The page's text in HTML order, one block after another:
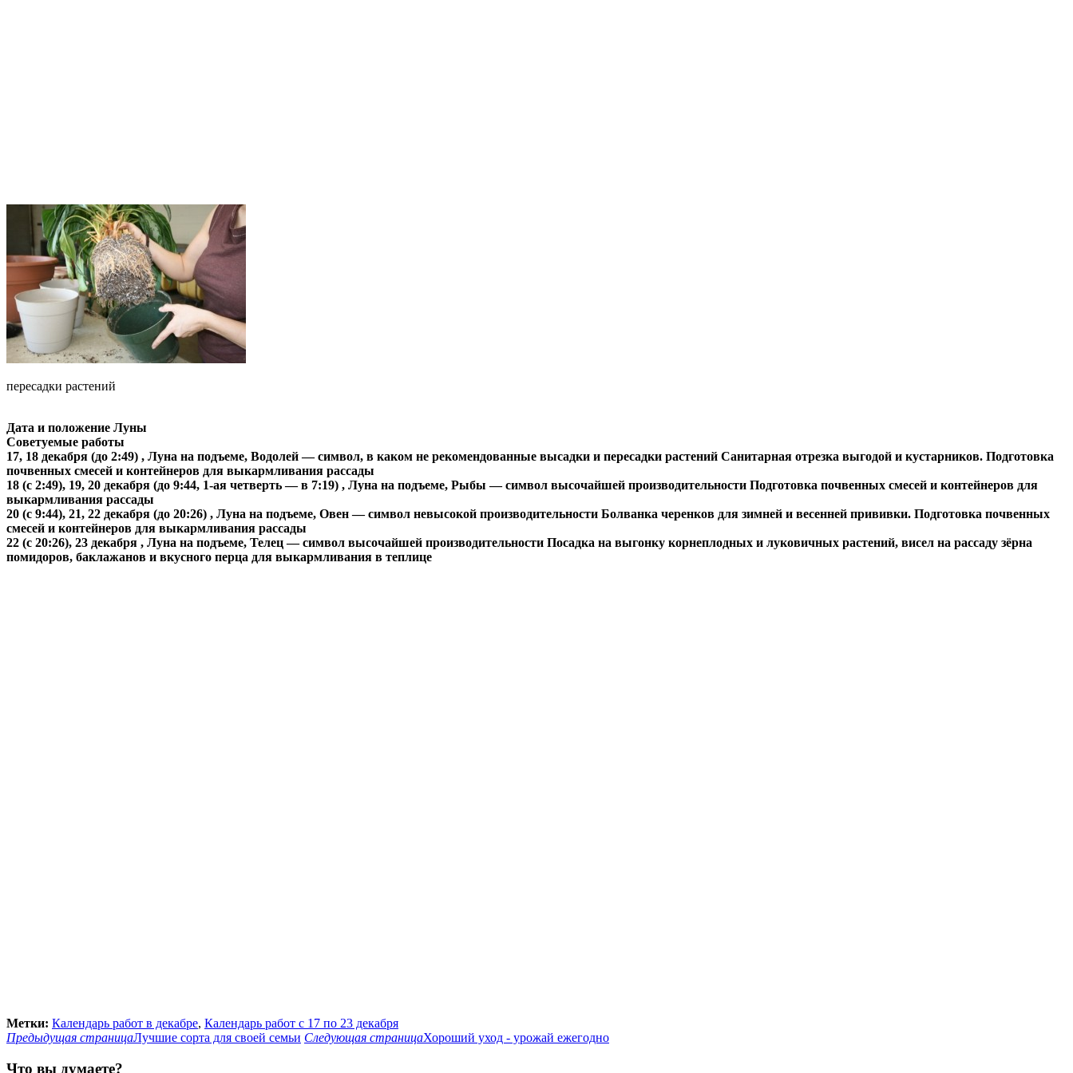
пересадки растений
Дата и положение Луны
Советуемые работы
17, 18 декабря (до 2:49) , Луна на подъеме, Водолей — символ, в каком не рекомендованные высадки и пересадки растений Санитарная отрезка выгодой и кустарников. Подготовка
почвенных смесей и контейнеров для выкармливания рассады
18 (с 2:49), 19, 20 декабря (до 9:44, 1-ая четверть — в 7:19) , Луна на подъеме, Рыбы — символ высочайшей производительности Подготовка почвенных смесей и контейнеров для
выкармливания рассады
20 (с 9:44), 21, 22 декабря (до 20:26) , Луна на подъеме, Овен — символ невысокой производительности Болванка черенков для зимней и весенней прививки. Подготовка почвенных
смесей и контейнеров для выкармливания рассады
22 (с 20:26), 23 декабря , Луна на подъеме, Телец — символ высочайшей производительности Посадка на выгонку корнеплодных и луковичных растений, висел на рассаду зёрна
помидоров, баклажанов и вкусного перца для выкармливания в теплице
Метки: Календарь работ в декабре, Календарь работ с 17 по 23 декабря
Предыдущая страницаЛучшие сорта для своей семьи Следующая страницаХороший уход - урожай ежегодно
Что вы думаете?